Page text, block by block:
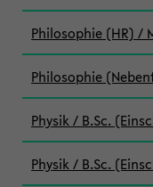
Philosophie (HR) /
Philosophie
Physik / B.Sc.
Physik / B.Sc.